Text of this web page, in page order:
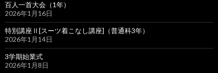
百人一首大会（1年）
2026年1月16日
特別講座Ⅱ[スーツ着こなし講座]（普通科3年）
2026年1月14日
3学期始業式
2026年1月8日